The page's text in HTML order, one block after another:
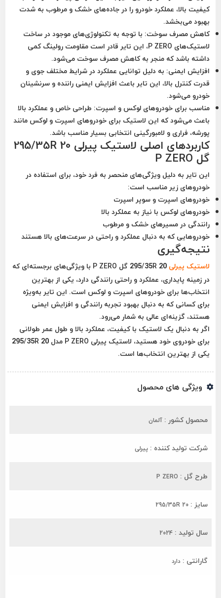
کیفیت بالا، عملکرد خودرو را در جاده‌های خشک و مرطوب به شدت
بهبود می‌بخشد.
کاهش مصرف سوخت: با توجه به تکنولوژی‌های موجود در ساخت
لاستیک‌های P ZERO، این تایر قادر است مقاومت رولینگ کمی
داشته باشد که منجر به کاهش مصرف سوخت می‌شود.
افزایش ایمنی: به دلیل توانایی عملکرد در شرایط مختلف جوی و
قدرت کنترل بالا، این تایر باعث افزایش ایمنی راننده و سرنشینان
خودرو می‌شود.
مناسب برای خودروهای لوکس و اسپرت: طراحی خاص و عملکرد بالا
باعث می‌شود که این لاستیک برای خودروهای اسپرت و لوکس مانند
پورشه، فراری و لامبورگینی انتخابی بسیار مناسب باشد.
کاربردهای اصلی لاستیک پیرلی 295/35R 20
گل P ZERO
این تایر به دلیل ویژگی‌های منحصر به فرد خود، برای استفاده در
خودروهای زیر مناسب است:
خودروهای اسپرت و سوپر اسپرت
خودروهای لوکس با نیاز به عملکرد بالا
رانندگی در مسیرهای خشک و مرطوب
خودروهایی که به دنبال عملکرد و راحتی در سرعت‌های بالا هستند
نتیجه‌گیری
لاستیک پیرلی
295/35R 20 گل P ZERO با ویژگی‌های برجسته‌ای که
در زمینه پایداری، عملکرد و راحتی رانندگی دارد، یکی از بهترین
انتخاب‌ها برای خودروهای اسپرت و لوکس است. این تایر به‌ویژه
برای کسانی که به دنبال بهبود تجربه رانندگی و افزایش ایمنی
هستند، گزینه‌ای عالی به شمار می‌رود.
اگر به دنبال یک لاستیک با کیفیت، عملکرد بالا و طول عمر طولانی
برای خودروی خود هستید، لاستیک پیرلی P ZERO مدل 295/35R 20
یکی از بهترین انتخاب‌ها است.
ویژگی های محصول
محصول کشور : آلمان
شرکت تولید کننده : پیرلی
طرح گل : P ZERO
سایز : 295/35R 20
سال تولید : 2024
گارانتی : دارد